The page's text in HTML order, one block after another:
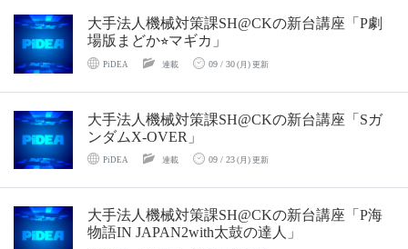
大手法人機械対策課SH@CKの新台講座「P劇
場版まどか⭐︎マギカ」
PiDEA 連載 09 / 30(月) 更新
大手法人機械対策課SH@CKの新台講座「Sガ
ンダムX-OVER」
PiDEA 連載 09 / 23(月) 更新
大手法人機械対策課SH@CKの新台講座「P海
物語IN JAPAN2with太鼓の達人」